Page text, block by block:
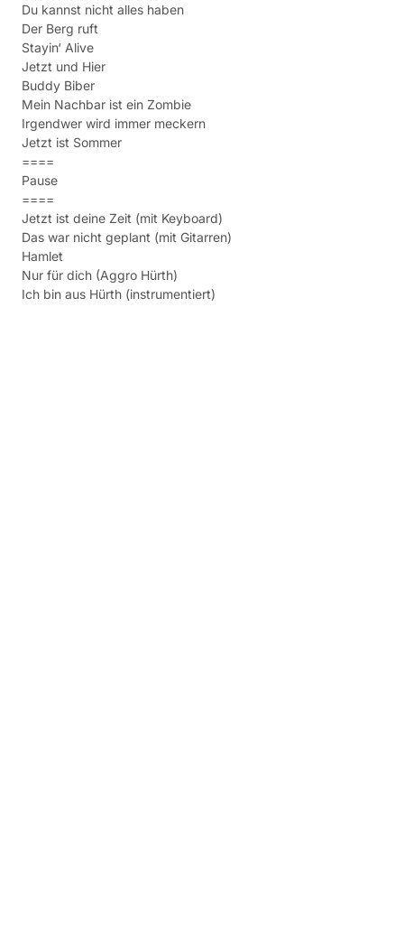
Du kannst nicht alles haben
Der Berg ruft
Stayin‘ Alive
Jetzt und Hier
Buddy Biber
Mein Nachbar ist ein Zombie
Irgendwer wird immer meckern
Jetzt ist Sommer
====
Pause
====
Jetzt ist deine Zeit (mit Keyboard)
Das war nicht geplant (mit Gitarren)
Hamlet
Nur für dich (Aggro Hürth)
Ich bin aus Hürth (instrumentiert)